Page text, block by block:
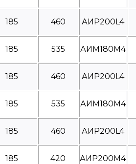
185 460 АИР200L4
185 535 АИМ180М4
185 460 АИР200L4
185 535 АИМ180М4
185 460 АИР200L4
185 420 АИР200М4